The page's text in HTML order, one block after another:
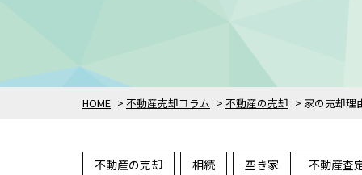
HOME > 不動産売却コラム > 不動産の売却 > 家の売却理
不動産の売却 相続 空き家 不動産査